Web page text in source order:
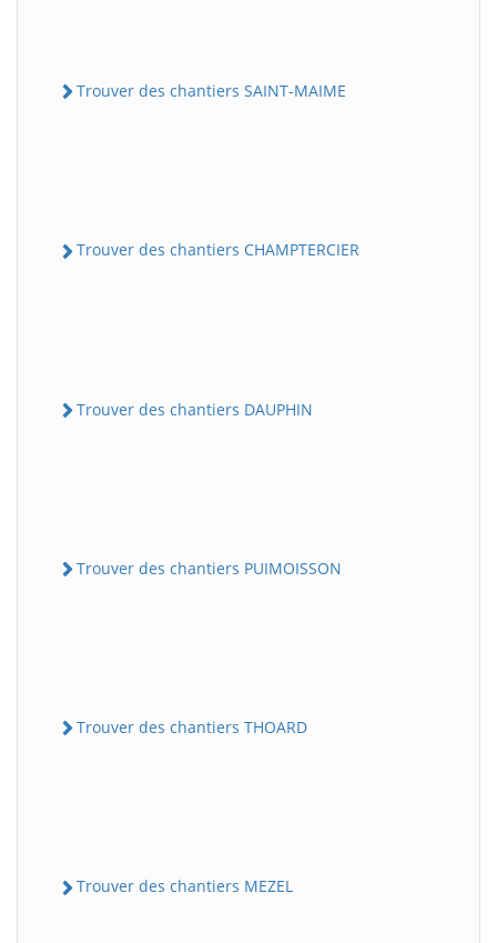
Trouver des chantiers SAINT-MAIME
Trouver des chantiers CHAMPTERCIER
Trouver des chantiers DAUPHIN
Trouver des chantiers PUIMOISSON
Trouver des chantiers THOARD
Trouver des chantiers MEZEL